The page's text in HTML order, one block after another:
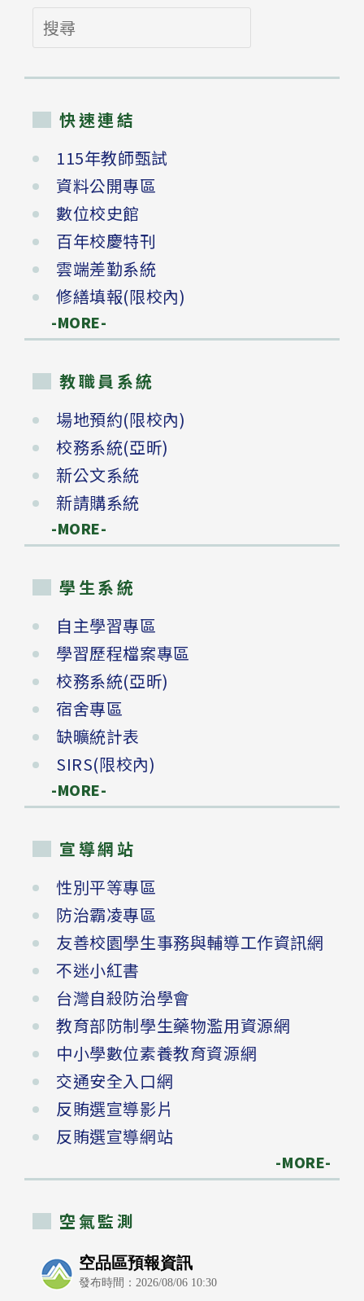
搜
尋
快速連結
115年教師甄試
資料公開專區
數位校史館
百年校慶特刊
雲端差勤系統
修繕填報(限校內)
-MORE-
教職員系統
場地預約(限校內)
校務系統(亞昕)
新公文系統
新請購系統
-MORE-
學生系統
自主學習專區
學習歷程檔案專區
校務系統(亞昕)
宿舍專區
缺曠統計表
SIRS(限校內)
-MORE-
宣導網站
性別平等專區
防治霸凌專區
友善校園學生事務與輔導工作資訊網
不迷小紅書
台灣自殺防治學會
教育部防制學生藥物濫用資源網
中小學數位素養教育資源網
交通安全入口網
反賄選宣導影片
反賄選宣導網站
-MORE-
空氣監測